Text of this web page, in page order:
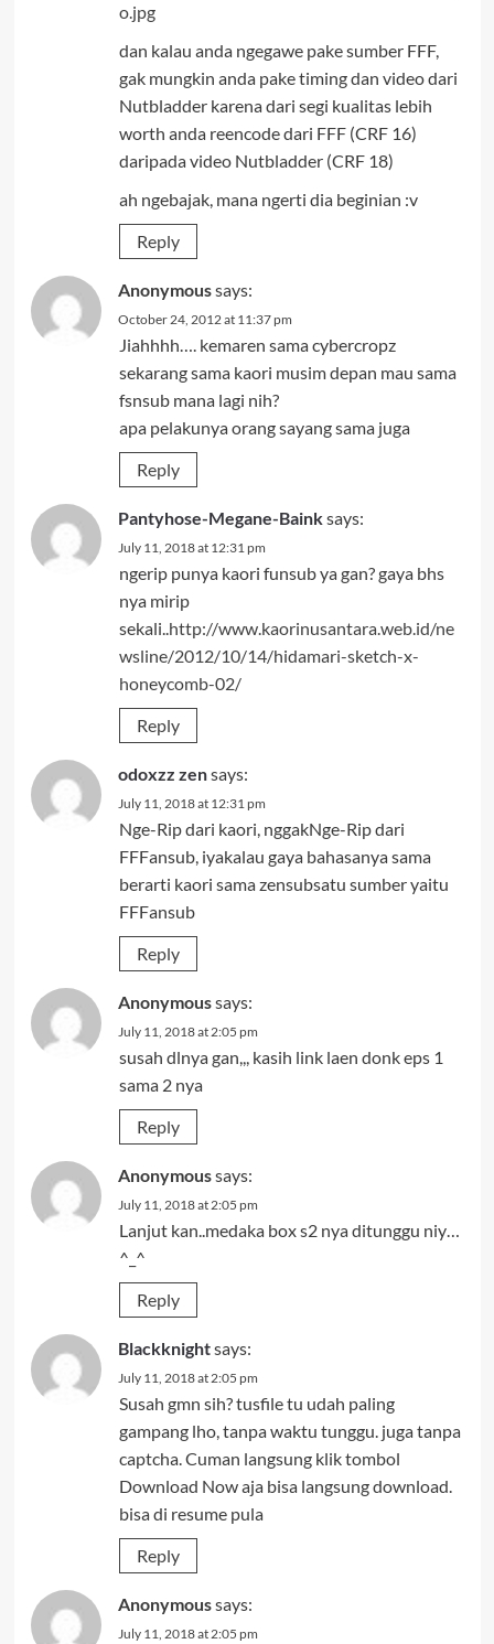
o.jpg
dan kalau anda ngegawe pake sumber FFF,
gak mungkin anda pake timing dan video dari
Nutbladder karena dari segi kualitas lebih
worth anda reencode dari FFF (CRF 16)
daripada video Nutbladder (CRF 18)
ah ngebajak, mana ngerti dia beginian :v
Reply
Anonymoussays:
October 24, 2012 at 11:37 pm
Jiahhhh…. kemaren sama cybercropz
sekarang sama kaori musim depan mau sama
fsnsub mana lagi nih?
apa pelakunya orang sayang sama juga
Reply
Pantyhose-Megane-Bainksays:
July 11, 2018 at 12:31 pm
ngerip punya kaori funsub ya gan? gaya bhs
nya mirip
sekali..http://www.kaorinusantara.web.id/ne
wsline/2012/10/14/hidamari-sketch-x-
honeycomb-02/
Reply
odoxzz zensays:
July 11, 2018 at 12:31 pm
Nge-Rip dari kaori, nggakNge-Rip dari
FFFansub, iyakalau gaya bahasanya sama
berarti kaori sama zensubsatu sumber yaitu
FFFansub
Reply
Anonymoussays:
July 11, 2018 at 2:05 pm
susah dlnya gan,,, kasih link laen donk eps 1
sama 2 nya
Reply
Anonymoussays:
July 11, 2018 at 2:05 pm
Lanjut kan..medaka box s2 nya ditunggu niy…
^_^
Reply
Blackknightsays:
July 11, 2018 at 2:05 pm
Susah gmn sih? tusfile tu udah paling
gampang lho, tanpa waktu tunggu. juga tanpa
captcha. Cuman langsung klik tombol
Download Now aja bisa langsung download.
bisa di resume pula
Reply
Anonymoussays:
July 11, 2018 at 2:05 pm